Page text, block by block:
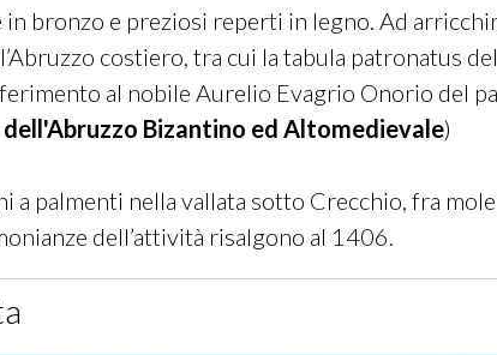
in bronzo e preziosi reperti in legno. Ad
costiero, tra cui la tabula patronatus
al nobile Aurelio Evagrio Onorio del
dell'Abruzzo Bizantino ed Altomedievale)
a palmenti nella vallata sotto Crecchio, fra
dell’attività risalgono al 1406.